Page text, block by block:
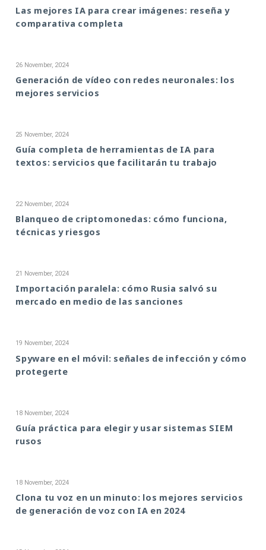
Las mejores IA para crear imágenes: reseña y
comparativa completa
26 November, 2024
Generación de vídeo con redes neuronales: los
mejores servicios
25 November, 2024
Guía completa de herramientas de IA para
textos: servicios que facilitarán tu trabajo
22 November, 2024
Blanqueo de criptomonedas: cómo funciona,
técnicas y riesgos
21 November, 2024
Importación paralela: cómo Rusia salvó su
mercado en medio de las sanciones
19 November, 2024
Spyware en el móvil: señales de infección y cómo
protegerte
18 November, 2024
Guía práctica para elegir y usar sistemas SIEM
rusos
18 November, 2024
Clona tu voz en un minuto: los mejores servicios
de generación de voz con IA en 2024